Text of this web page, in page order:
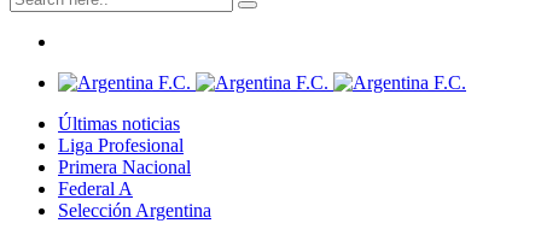
Últimas noticias
Liga Profesional
Primera Nacional
Federal A
Selección Argentina